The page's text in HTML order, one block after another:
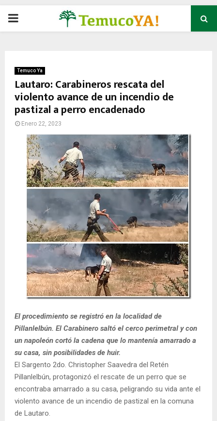
P
M
A
Temuco Ya
Lautaro: Carabineros rescata del
violento avance de un incendio de
pastizal a perro encadenado
Enero 22, 2023
El procedimiento se registró en la localidad de
Pillanlelbún. El Carabinero saltó el cerco perimetral y con
un napoleón cortó la cadena que lo mantenía amarrado a
su casa, sin posibilidades de huir.
El Sargento 2do. Christopher Saavedra del Retén
Pillanlelbún, protagonizó el rescate de un perro que se
encontraba amarrado a su casa, peligrando su vida ante el
violento avance de un incendio de pastizal en la comuna
de Lautaro.